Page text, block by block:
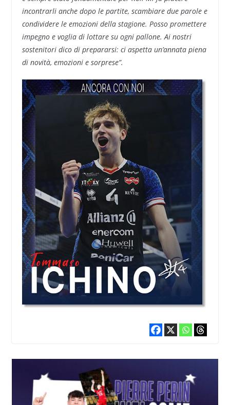
incontrarli anche dopo le partite, scambiare due parole e
condividere le emozioni della stagione. Posso promettere
impegno e voglia di lottare su ogni pallone. Ai nostri
sostenitori dico di prepararsi: ci aspetta un’annata piena
di novità, emozioni e sorprese”.